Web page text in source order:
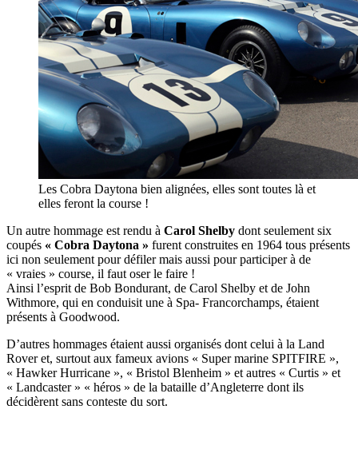
Les Cobra Daytona bien alignées, elles sont toutes là et
elles feront la course !
Un autre hommage est rendu à Carol Shelby dont seulement six
coupés « Cobra Daytona » furent construites en 1964 tous présents
ici non seulement pour défiler mais aussi pour participer à de
« vraies » course, il faut oser le faire !
Ainsi l’esprit de Bob Bondurant, de Carol Shelby et de John
Withmore, qui en conduisit une à Spa- Francorchamps, étaient
présents à Goodwood.
D’autres hommages étaient aussi organisés dont celui à la Land
Rover et, surtout aux fameux avions « Super marine SPITFIRE »,
« Hawker Hurricane », « Bristol Blenheim » et autres « Curtis » et
« Landcaster » « héros » de la bataille d’Angleterre dont ils
décidèrent sans conteste du sort.